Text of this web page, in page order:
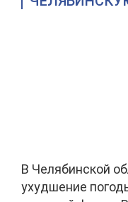
В Челябинской
ухудшение